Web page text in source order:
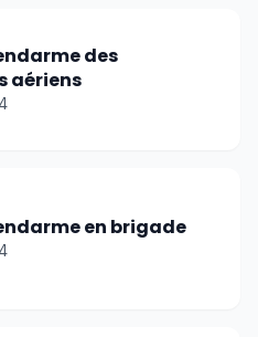
des
aériens
en brigade